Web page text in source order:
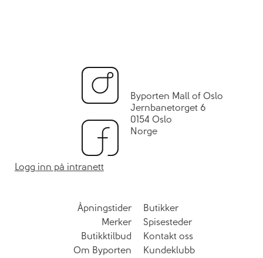
Byporten Mall of Oslo
Jernbanetorget 6
0154 Oslo
Norge
Logg inn på intranett
Åpningstider
Butikker
Merker
Spisesteder
Butikktilbud
Kontakt oss
Om Byporten
Kundeklubb